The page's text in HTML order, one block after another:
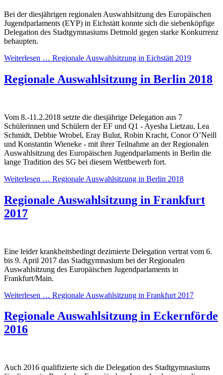
Bei der diesjährigen regionalen Auswahlsitzung des Europäischen
Jugendparlaments (EYP) in Eichstätt konnte sich die siebenköpfige
Delegation des Stadtgymnasiums Detmold gegen starke Konkurrenz
behaupten.
Weiterlesen … Regionale Auswahlsitzung in Eichstätt 2019
Regionale Auswahlsitzung in Berlin 2018
Vom 8.-11.2.2018 setzte die diesjährige Delegation aus 7
Schülerinnen und Schülern der EF und Q1 - Ayesha Lietzau, Lea
Schmidt, Debbie Wrobel, Eray Bulut, Robin Kracht, Conor O’Neill
und Konstantin Wieneke - mit ihrer Teilnahme an der Regionalen
Auswahlsitzung des Europäischen Jugendparlaments in Berlin die
lange Tradition des SG bei diesem Wettbewerb fort.
Weiterlesen … Regionale Auswahlsitzung in Berlin 2018
Regionale Auswahlsitzung in Frankfurt
2017
Eine leider krankheitsbedingt dezimierte Delegation vertrat vom 6.
bis 9. April 2017 das Stadtgymnasium bei der Regionalen
Auswahlsitzung des Europäischen Jugendparlaments in
Frankfurt/Main.
Weiterlesen … Regionale Auswahlsitzung in Frankfurt 2017
Regionale Auswahlsitzung in Eckernförde
2016
Auch 2016 qualifizierte sich die Delegation des Stadtgymnasiums